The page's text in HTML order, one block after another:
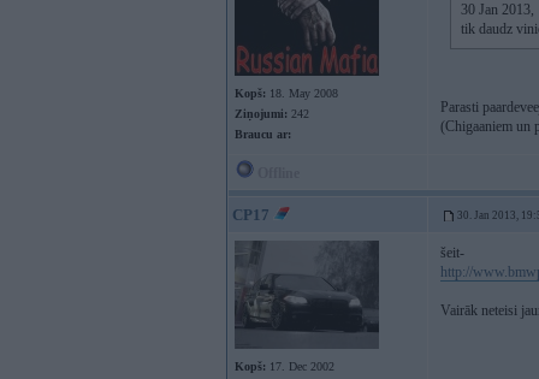
Kopš: 18. May 2008
Ziņojumi: 242
Braucu ar:
30 Jan
tik daudz
Parasti
(Chigaaniem un
CP17 30. Jan 2013,
Kopš: 17. Dec 2002
šeit-
http://
Vairāk neteisi